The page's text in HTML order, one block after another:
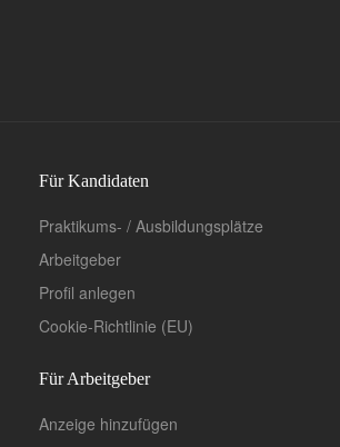
Für Kandidaten
Praktikums- / Ausbildungsplätze
Arbeitgeber
Profil anlegen
Cookie-Richtlinie (EU)
Für Arbeitgeber
Anzeige hinzufügen